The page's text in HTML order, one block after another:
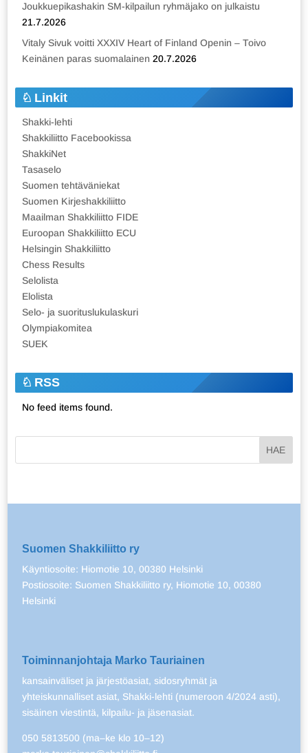
Joukkuepikashakin SM-kilpailun ryhmäjako on julkaistu
21.7.2026
Vitaly Sivuk voitti XXXIV Heart of Finland Openin – Toivo
Keinänen paras suomalainen 20.7.2026
Linkit
Shakki-lehti
Shakkiliitto Facebookissa
ShakkiNet
Tasaselo
Suomen tehtäväniekat
Suomen Kirjeshakkiliitto
Maailman Shakkiliitto FIDE
Euroopan Shakkiliitto ECU
Helsingin Shakkiliitto
Chess Results
Selolista
Elolista
Selo- ja suorituslukulaskuri
Olympiakomitea
SUEK
RSS
No feed items found.
Suomen Shakkiliitto ry
Käyntiosoite: Hiomotie 10, 00380 Helsinki
Postiosoite: Suomen Shakkiliitto ry, Hiomotie 10, 00380
Helsinki
Toiminnanjohtaja Marko Tauriainen
kansainväliset ja järjestöasiat, sidosryhmät ja
yhteiskunnalliset asiat, Shakki-lehti (numeroon 4/2024 asti),
sisäinen viestintä, kilpailu- ja jäsenasiat.
050 5813500 (ma–ke klo 10–12)